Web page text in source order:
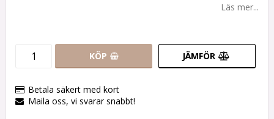
Läs mer...
KÖP JÄMFÖR
Betala säkert med kort
Maila oss, vi svarar snabbt!